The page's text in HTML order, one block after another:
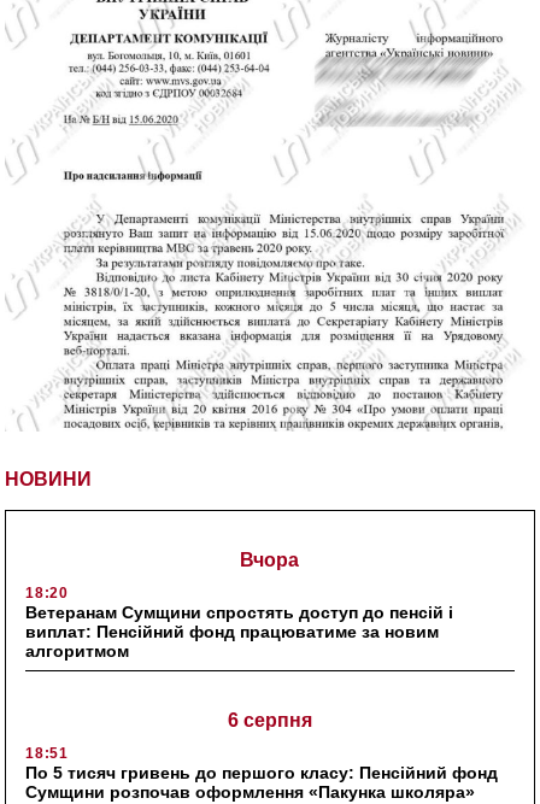
НОВИНИ
Вчора
18:20
Ветеранам Сумщини спростять доступ до пенсій і
виплат: Пенсійний фонд працюватиме за новим
алгоритмом
6 серпня
18:51
По 5 тисяч гривень до першого класу: Пенсійний фонд
Сумщини розпочав оформлення «Пакунка школяра»